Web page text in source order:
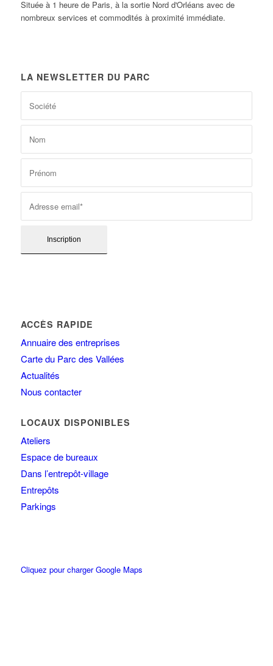
Située à 1 heure de Paris, à la sortie Nord d'Orléans avec de
nombreux services et commodités à proximité immédiate.
LA NEWSLETTER DU PARC
ACCÈS RAPIDE
Annuaire des entreprises
Carte du Parc des Vallées
Actualités
Nous contacter
LOCAUX DISPONIBLES
Ateliers
Espace de bureaux
Dans l’entrepôt-village
Entrepôts
Parkings
Cliquez pour charger Google Maps